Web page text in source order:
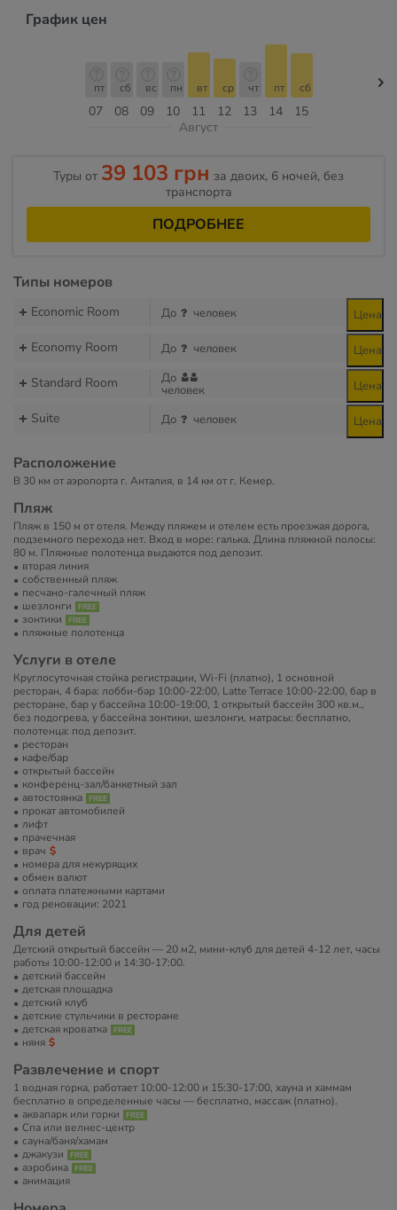
График цен
07
пт
08
сб
09
вс
10
пн
11
вт
12
ср
13
чт
14
пт
15
сб
Август
Туры от 39 103 грн за двоих, 6 ночей, без
транспорта
ПОДРОБНЕЕ
Типы номеров
Economic Room До человек Цена
Economy Room До человек Цена
Standard Room До
человек Цена
Suite До человек Цена
Расположение
В 30 км от аэропорта г. Анталия, в 14 км от г. Кемер.
Пляж
Пляж в 150 м от отеля. Между пляжем и отелем есть проезжая дорога,
подземного перехода нет. Вход в море: галька. Длина пляжной полосы:
80 м. Пляжные полотенца выдаются под депозит.
вторая линия
собственный пляж
песчано-галечный пляж
шезлонги
зонтики
пляжные полотенца
Услуги в отеле
Круглосуточная стойка регистрации, Wi-Fi (платно), 1 основной
ресторан, 4 бара: лобби-бар 10:00-22:00, Latte Terrace 10:00-22:00, бар в
ресторане, бар у бассейна 10:00-19:00, 1 открытый бассейн 300 кв.м.,
без подогрева, у бассейна зонтики, шезлонги, матрасы: бесплатно,
полотенца: под депозит.
ресторан
кафе/бар
открытый бассейн
конференц-зал/банкетный зал
автостоянка
прокат автомобилей
лифт
прачечная
врач
номера для некурящих
обмен валют
оплата платежными картами
год реновации: 2021
Для детей
Детский открытый бассейн — 20 м2, мини-клуб для детей 4-12 лет, часы
работы 10:00-12:00 и 14:30-17:00.
детский бассейн
детская площадка
детский клуб
детские стульчики в ресторане
детская кроватка
няня
Развлечение и спорт
1 водная горка, работает 10:00-12:00 и 15:30-17:00, хауна и хаммам
бесплатно в определенные часы — бесплатно, массаж (платно).
аквапарк или горки
Спа или велнес-центр
сауна/баня/хамам
джакузи
аэробика
анимация